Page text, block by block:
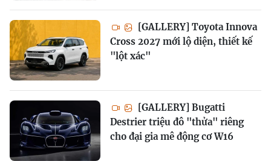
[GALLERY] Toyota Innova
Cross 2027 mới lộ diện, thiết kế
"lột xác"
[GALLERY] Bugatti
Destrier triệu đô "thửa" riêng
cho đại gia mê động cơ W16